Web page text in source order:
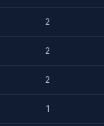
2
2
2
1